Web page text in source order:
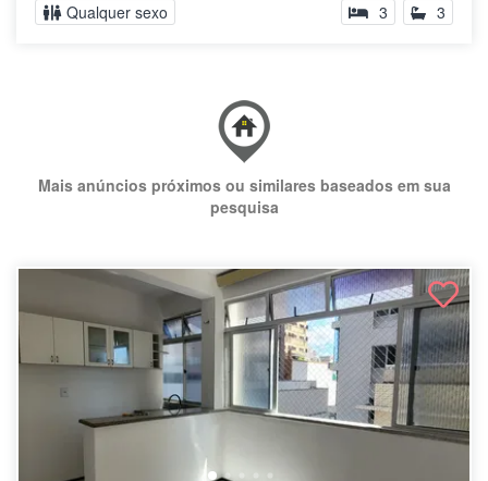
Qualquer sexo 3 3
Mais anúncios próximos ou similares baseados em sua
pesquisa